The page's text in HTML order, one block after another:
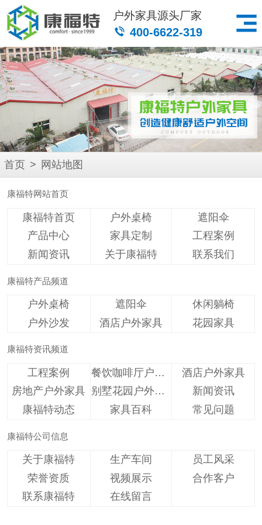
户外家具源头厂家
400-6622-319
首页 > 网站地图
康福特网站首页
康福特首页 户外桌椅
遮阳伞
产品中心
家具定制
工程案例
新闻资讯
关于康福特 联系我们
康福特产品频道
户外桌椅 遮阳伞
休闲躺椅
户外沙发
酒店户外家具 花园家具
康福特资讯频道
工程案例 餐饮咖啡厅户外家具
酒店户外家具
房地产户外家具
别墅花园户外家具
新闻资讯
康福特动态
家具百科 常见问题
康福特公司信息
关于康福特 生产车间
员工风采
荣誉资质
视频展示
合作客户
联系康福特
在线留言